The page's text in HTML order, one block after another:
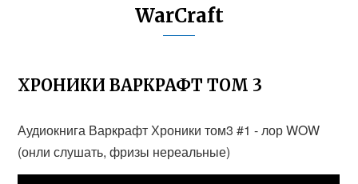
WarCraft
ХРОНИКИ ВАРКРАФТ ТОМ 3
Аудиокнига Варкрафт Хроники том3 #1 - лор WOW
(онли слушать, фризы нереальные)